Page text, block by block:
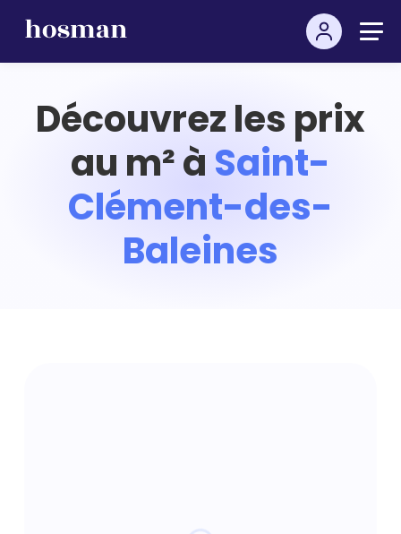
Découvrez les prix
au m² à Saint-
Clément-des-
Baleines